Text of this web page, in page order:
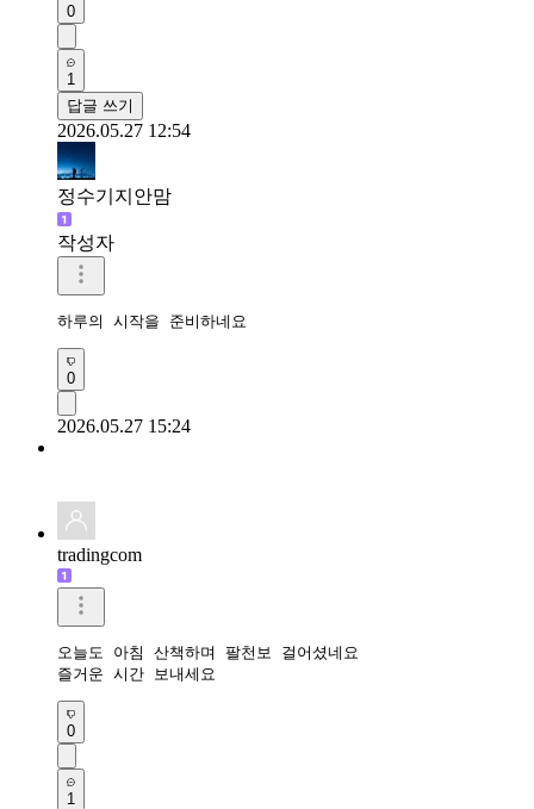
0
1
답글 쓰기
2026.05.27 12:54
정수기지안맘
작성자
하루의 시작을 준비하네요
0
2026.05.27 15:24
tradingcom
오늘도 아침 산책하며 팔천보 걸어셨네요
즐거운 시간 보내세요
0
1